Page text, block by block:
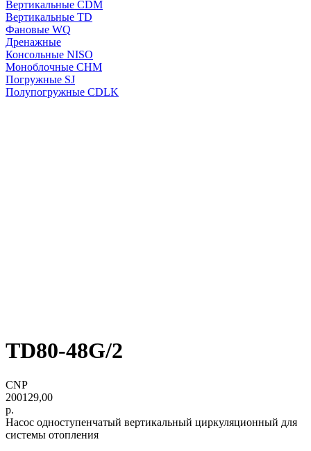
Вертикальные CDM
Вертикальные TD
Фановые WQ
Дренажные
Консольные NISO
Моноблочные CHМ
Погружные SJ
Полупогружные CDLK
TD80-48G/2
CNP
200129,00
р.
Насос одноступенчатый вертикальный циркуляционный для
системы отопления